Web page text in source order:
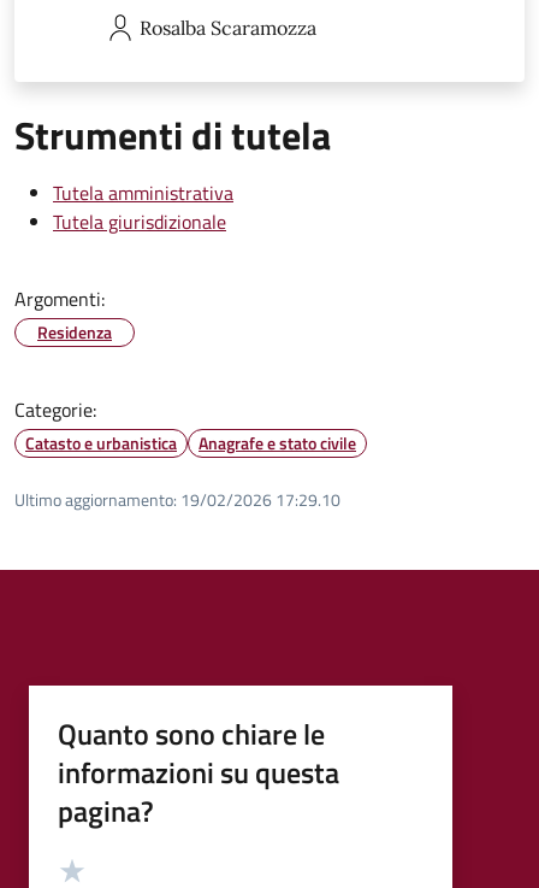
Rosalba Scaramozza
Strumenti di tutela
Tutela amministrativa
Tutela giurisdizionale
Argomenti:
Residenza
Categorie:
Catasto e urbanistica Anagrafe e stato civile
Ultimo aggiornamento: 19/02/2026 17:29.10
Quanto sono chiare le
informazioni su questa
pagina?
Valutazione